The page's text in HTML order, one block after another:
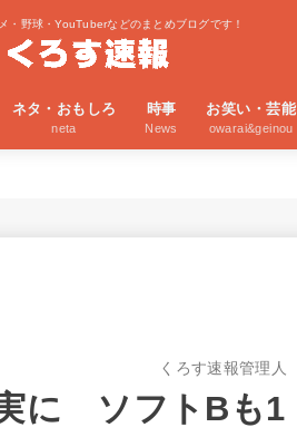
・野球・YouTuberなどのまとめブログです！
ネタ・おもしろ
neta
時事
News
お笑い・芸能
owarai&geinou
くろす速報管理人
に ソフトBも1